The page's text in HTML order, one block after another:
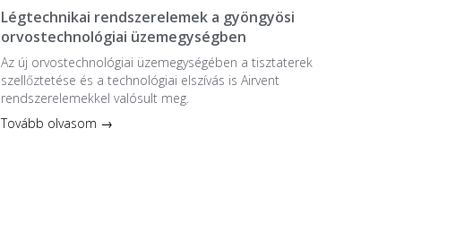
Légtechnikai rendszerelemek a gyöngyösi
orvostechnológiai üzemegységben
Az új orvostechnológiai üzem­egységében a tiszta­terek
szellőztetése és a technológiai elszívás is Airvent
rendszerelemekkel valósult meg.
Tovább olvasom →